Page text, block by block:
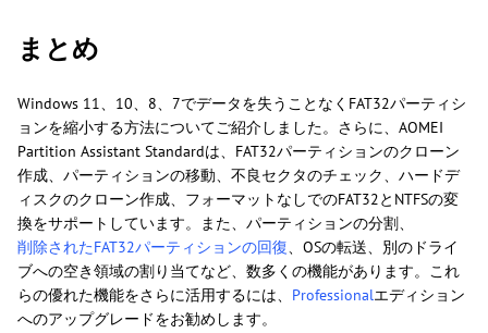
まとめ
Windows 11、10、8、7でデータを失うことなくFAT32パーティシ
ョンを縮小する方法についてご紹介しました。さらに、AOMEI
Partition Assistant Standardは、FAT32パーティションのクローン
作成、パーティションの移動、不良セクタのチェック、ハードデ
ィスクのクローン作成、フォーマットなしでのFAT32とNTFSの変
換をサポートしています。また、パーティションの分割、
削除されたFAT32パーティションの回復 、OSの転送、別のドライ
ブへの空き領域の割り当てなど、数多くの機能があります。これ
らの優れた機能をさらに活用するには、 Professionalエディション
へのアップグレードをお勧めします。